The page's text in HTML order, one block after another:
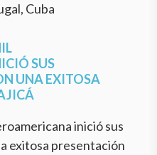
Cuba
SUS
UNA EXITOSA
inició sus
exitosa presentación